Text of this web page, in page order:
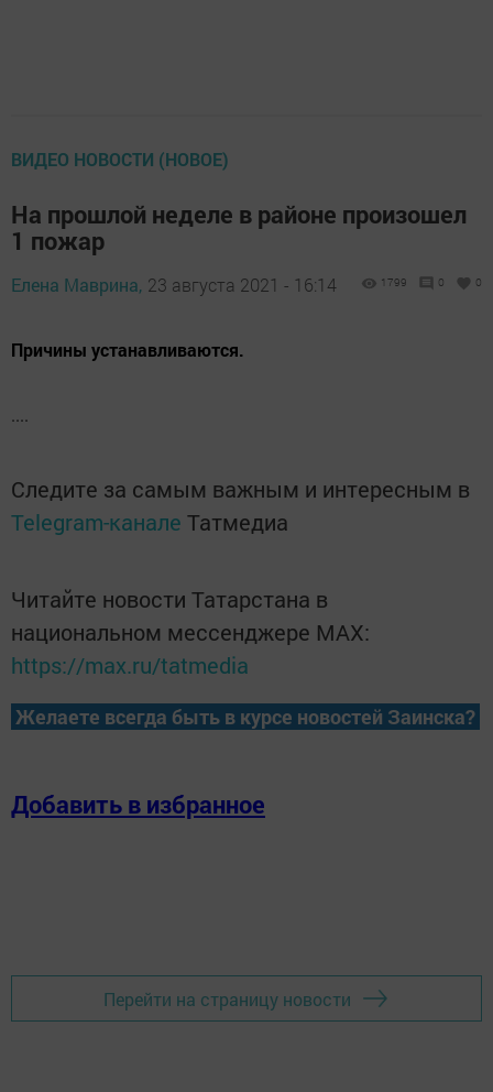
ВИДЕО НОВОСТИ (НОВОЕ)
На прошлой неделе в районе произошел
1 пожар
Елена Маврина, 23 августа 2021 - 16:14 1799 0 0
Причины устанавливаются.
....
Следите за самым важным и интересным в
Telegram-канале Татмедиа
Читайте новости Татарстана в
национальном мессенджере MАХ:
https://max.ru/tatmedia
Желаете всегда быть в курсе новостей Заинска?
Добавить в избранное
Перейти на страницу новости